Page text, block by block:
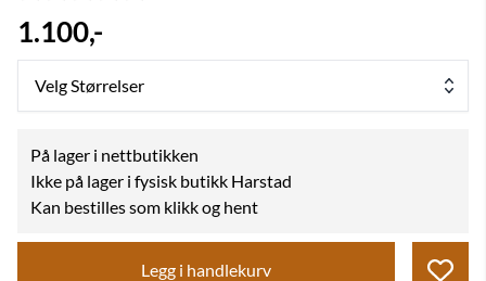
1.100,-
Velg Størrelser
På lager i nettbutikken
Ikke på lager i fysisk butikk Harstad
Kan bestilles som klikk og hent
Legg i handlekurv